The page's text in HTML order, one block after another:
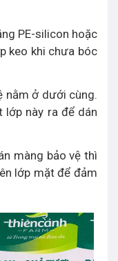
PE-silicon hoặc
keo khi chưa bóc
nằm ở dưới cùng.
lớp này ra để dán
màng bảo vệ thì
lớp mặt để đảm